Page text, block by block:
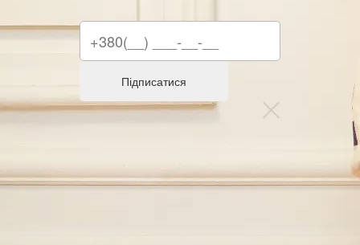
Підписатися